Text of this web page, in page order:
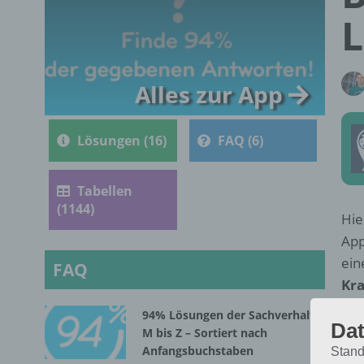
Alles zur App
Lösungen (16) FAQ (6)
Tabellen
(1144)
FAQ
94% Lösungen der Sachverhalte
M bis Z – Sortiert nach
Anfangsbuchstaben